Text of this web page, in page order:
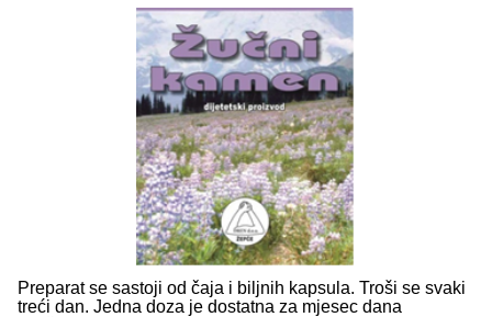
Preparat se sastoji od čaja i biljnih kapsula. Troši se svaki
treći dan. Jedna doza je dostatna za mjesec dana